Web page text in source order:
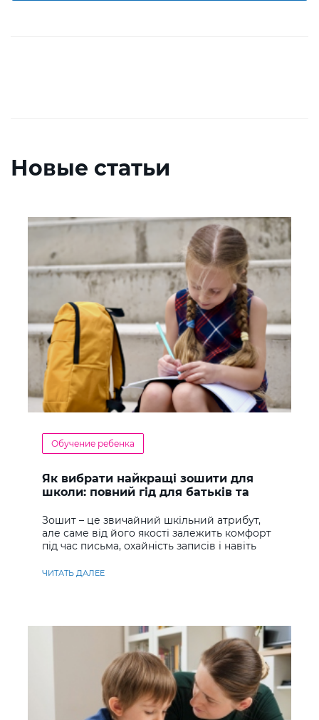
Новые статьи
Обучение ребенка
Як вибрати найкращі зошити для
школи: повний гід для батьків та
Зошит – це звичайний шкільний атрибут,
але саме від його якості залежить комфорт
під час письма, охайність записів і навіть
ЧИТАТЬ ДАЛЕЕ